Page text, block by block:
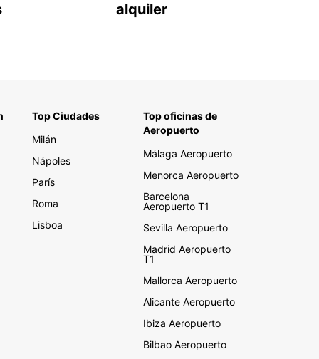
alquiler
Top Ciudades
Milán
Nápoles
París
Roma
Lisboa
Top oficinas de
Aeropuerto
Málaga Aeropuerto
Menorca Aeropuerto
Barcelona
Aeropuerto T1
Sevilla Aeropuerto
Madrid Aeropuerto
T1
Mallorca Aeropuerto
Alicante Aeropuerto
Ibiza Aeropuerto
Bilbao Aeropuerto